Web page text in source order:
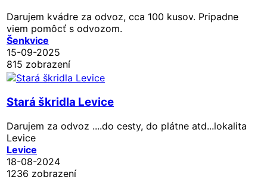
Darujem kvádre za odvoz, cca 100 kusov. Pripadne
viem pomôcť s odvozom.
Šenkvice
15-09-2025
815 zobrazení
Stará škridla Levice
Darujem za odvoz ....do cesty, do plátne atd...lokalita
Levice
Levice
18-08-2024
1236 zobrazení